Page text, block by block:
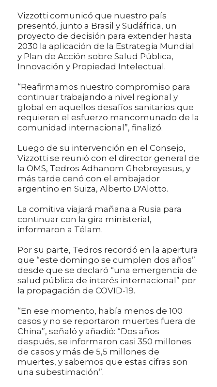
Vizzotti comunicó que nuestro país
presentó, junto a Brasil y Sudáfrica, un
proyecto de decisión para extender hasta
2030 la aplicación de la Estrategia Mundial
y Plan de Acción sobre Salud Pública,
Innovación y Propiedad Intelectual.
“Reafirmamos nuestro compromiso para
continuar trabajando a nivel regional y
global en aquellos desafíos sanitarios que
requieren el esfuerzo mancomunado de la
comunidad internacional”, finalizó.
Luego de su intervención en el Consejo,
Vizzotti se reunió con el director general de
la OMS, Tedros Adhanom Ghebreyesus, y
más tarde cenó con el embajador
argentino en Suiza, Alberto D'Alotto.
La comitiva viajará mañana a Rusia para
continuar con la gira ministerial,
informaron a Télam.
Por su parte, Tedros recordó en la apertura
que “este domingo se cumplen dos años”
desde que se declaró “una emergencia de
salud pública de interés internacional” por
la propagación de COVID-19.
“En ese momento, había menos de 100
casos y no se reportaron muertes fuera de
China”, señaló y añadió: “Dos años
después, se informaron casi 350 millones
de casos y más de 5,5 millones de
muertes, y sabemos que estas cifras son
una subestimación”.